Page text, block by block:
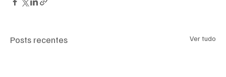
Posts recentes Ver tudo